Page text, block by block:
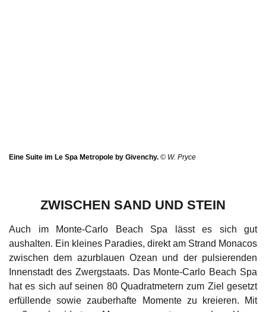
Eine Suite im Le Spa Metropole by Givenchy. © W. Pryce
ZWISCHEN SAND UND STEIN
Auch im Monte-Carlo Beach Spa lässt es sich gut
aushalten. Ein kleines Paradies, direkt am Strand Monacos
zwischen dem azurblauen Ozean und der pulsierenden
Innenstadt des Zwergstaats. Das Monte-Carlo Beach Spa
hat es sich auf seinen 80 Quadratmetern zum Ziel gesetzt
erfüllende sowie zauberhafte Momente zu kreieren. Mit